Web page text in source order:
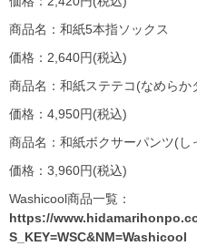
商品名：和紙5本指ソックス
価格：2,640円(税込)
商品名：和紙ステテコ(なめらか
価格：4,950円(税込)
商品名：和紙ボクサーパンツ(し
価格：3,960円(税込)
Washicool商品一覧：
https://
S_KEY=WSC&NM=Washicool